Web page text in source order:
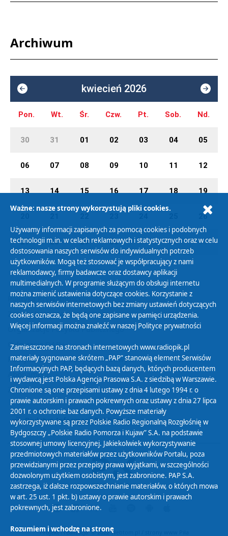
Archiwum
kwiecień 2026
Pon. Wt. Śr. Czw. Pt. Sob. Nd.
30 31 01 02 03 04 05
06 07 08 09 10 11 12
13 14 15 16 17 18 19
26
27 28 29 30 01 02 03
Polityka Prywatności
Zasady korzystania z Serwisu
Organizacje Pożytku Publicznego
Cyfryzacja DAB+
Polityka ochrony danych osobowych
Abonament
Zamówienia publiczne
Biuletyn Informacji Publicznej
Projekt i realizacja: © 2022Webtom.pl
Ważne: nasze strony wykorzystują pliki cookies.
Używamy informacji zapisanych za pomocą cookies i podobnych
technologii m.in. w celach reklamowych i statystycznych oraz w celu
dostosowania naszych serwisów do indywidualnych potrzeb
użytkowników. Mogą też stosować je współpracujący z nami
reklamodawcy, firmy badawcze oraz dostawcy aplikacji
multimedialnych. W programie służącym do obsługi internetu
można zmienić ustawienia dotyczące cookies. Korzystanie z
naszych serwisów internetowych bez zmiany ustawień dotyczących
cookies oznacza, że będą one zapisane w pamięci urządzenia.
Więcej informacji można znaleźć w naszej Polityce prywatności
Zamieszczone na stronach internetowych www.radiopik.pl
materiały sygnowane skrótem „PAP” stanowią element Serwisów
Informacyjnych PAP, będących bazą danych, których producentem
i wydawcą jest Polska Agencja Prasowa S.A. z siedzibą w Warszawie.
Chronione są one przepisami ustawy z dnia 4 lutego 1994 r. o
prawie autorskim i prawach pokrewnych oraz ustawy z dnia 27 lipca
2001 r. o ochronie baz danych. Powyższe materiały
wykorzystywane są przez Polskie Radio Regionalną Rozgłośnię w
Bydgoszczy „Polskie Radio Pomorza i Kujaw” S.A. na podstawie
stosownej umowy licencyjnej. Jakiekolwiek wykorzystywanie
przedmiotowych materiałów przez użytkowników Portalu, poza
przewidzianymi przez przepisy prawa wyjątkami, w szczególności
dozwolonym użytkiem osobistym, jest zabronione. PAP S.A.
zastrzega, iż dalsze rozpowszechnianie materiałów, o których mowa
w art. 25 ust. 1 pkt. b) ustawy o prawie autorskim i prawach
pokrewnych, jest zabronione.
Rozumiem i wchodzę na stronę